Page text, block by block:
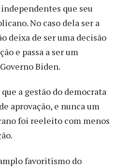
que seu
No caso dela ser a
deixa de ser uma decisão
e passa a ser um
Biden.
a gestão do democrata
aprovação, e nunca um
foi reeleito com menos
favoritismo do